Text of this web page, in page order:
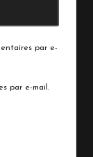
par e-
par e-mail.